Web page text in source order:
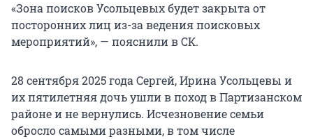
«Зона поисков Усольцевых будет закрыта от
посторонних лиц из-за ведения поисковых
мероприятий», — пояснили в СК.
28 сентября 2025 года Сергей, Ирина Усольцевы и
их пятилетняя дочь ушли в поход в Партизанском
районе и не вернулись. Исчезновение семьи
обросло самыми разными, в том числе